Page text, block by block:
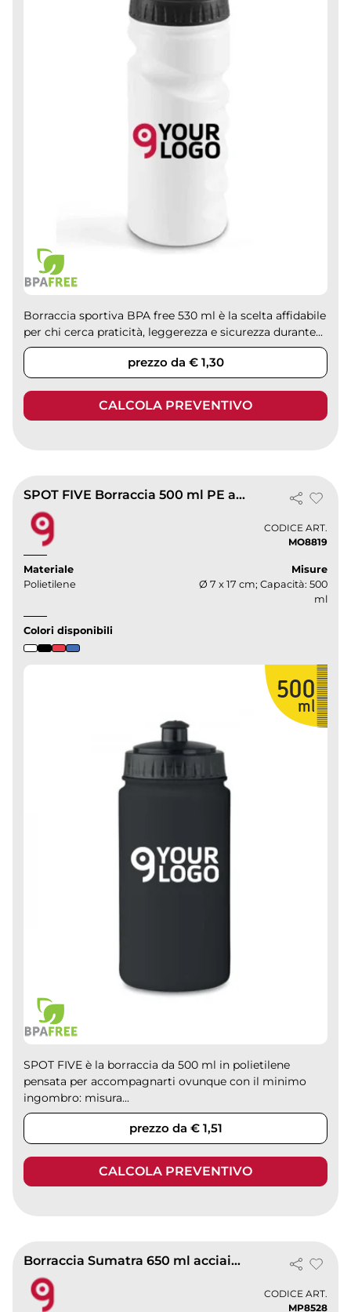
Borraccia sportiva BPA free 530 ml è la scelta affidabile
per chi cerca praticità, leggerezza e sicurezza durante...
prezzo da € 1,30
CALCOLA PREVENTIVO
SPOT FIVE Borraccia 500 ml PE antigoccia BPA free leggera
CODICE ART.
MO8819
Materiale
Polietilene
Misure
Ø 7 x 17 cm; Capacità: 500
ml
Colori disponibili
SPOT FIVE è la borraccia da 500 ml in polietilene
pensata per accompagnarti ovunque con il minimo
ingombro: misura...
prezzo da € 1,51
CALCOLA PREVENTIVO
Borraccia Sumatra 650 ml acciaio inox BPA Free tappo a vite
CODICE ART.
MP8528